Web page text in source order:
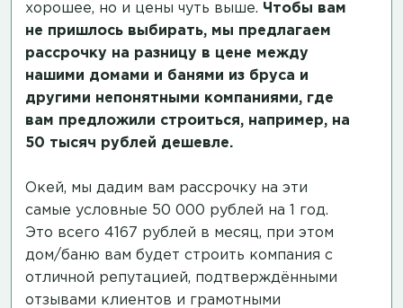
хорошее, но и цены чуть выше. Чтобы вам
не пришлось выбирать, мы предлагаем
рассрочку на разницу в цене между
нашими домами и банями из бруса и
другими непонятными компаниями, где
вам предложили строиться, например, на
50 тысяч рублей дешевле.
Окей, мы дадим вам рассрочку на эти
самые условные 50 000 рублей на 1 год.
Это всего 4167 рублей в месяц, при этом
дом/баню вам будет строить компания с
отличной репутацией, подтверждёнными
отзывами клиентов и грамотными